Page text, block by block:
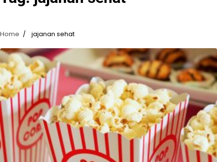
Home jajanan sehat